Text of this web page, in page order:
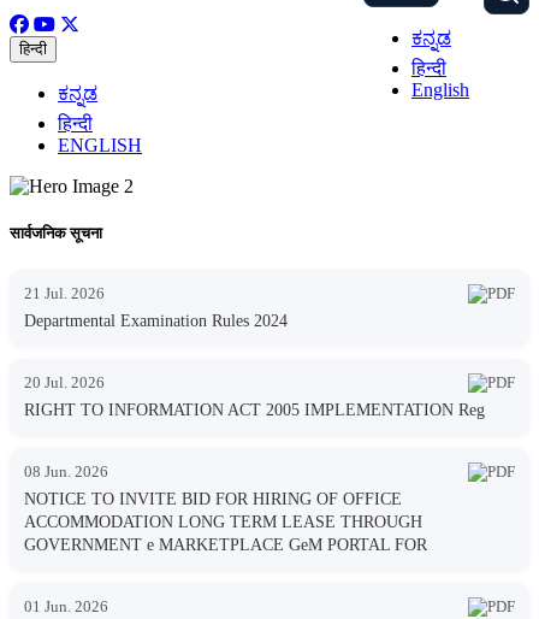
ಕನ್ನಡ
हिन्दी
English
हिन्दी
ಕನ್ನಡ
हिन्दी
ENGLISH
सार्वजनिक सूचना
21 Jul. 2026
Departmental Examination Rules 2024
20 Jul. 2026
RIGHT TO INFORMATION ACT 2005 IMPLEMENTATION Reg
08 Jun. 2026
NOTICE TO INVITE BID FOR HIRING OF OFFICE
ACCOMMODATION LONG TERM LEASE THROUGH
GOVERNMENT e MARKETPLACE GeM PORTAL FOR
01 Jun. 2026